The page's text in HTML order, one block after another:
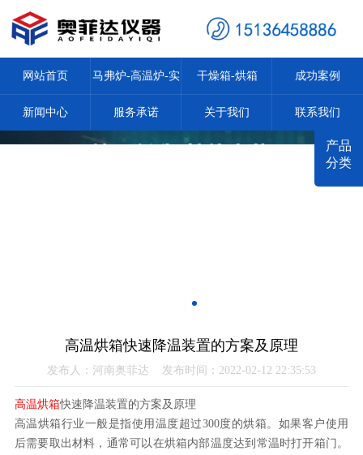
网站首页 马弗炉-高温炉-实
验炉
干燥箱-烘箱 成功案例
新闻中心 服务承诺 关于我们 联系我们
高温烘箱快速降温装置的方案及原理
发布人：河南奥菲达 发布时间：2022-02-12 22:35:53
高温烘箱快速降温装置的方案及原理
高温烘箱行业一般是指使用温度超过300度的烘箱。如果客户使用
后需要取出材料，通常可以在烘箱内部温度达到常温时打开箱门。
产品
分类